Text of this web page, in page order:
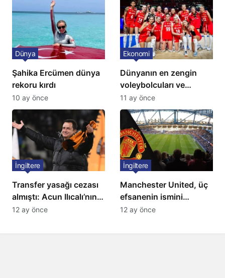
Şahika Ercümen dünya
rekoru kırdı
Dünya
10 ay önce
Dünyanın en zengin
voleybolcuları ve
servetleri açıklandı:
Listede 2 Türk yıldız
bulunuyor
Ekonomi
11 ay önce
Transfer yasağı cezası
almıştı: Acun Ilıcalı’nın
ekibi Hull City’ye kötü
İngiltere
12 ay önce
Manchester United, üç
efsanenin ismini
yasakladı
İngiltere
12 ay önce